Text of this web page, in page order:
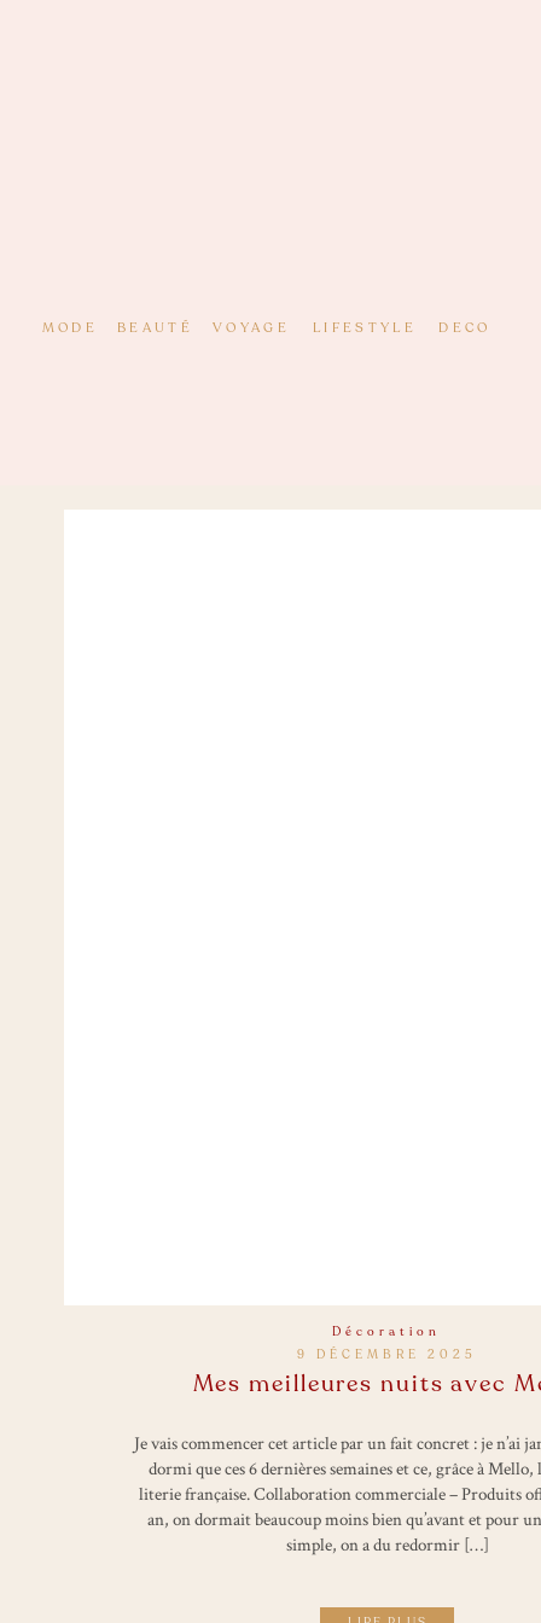
DECO
LIFESTYLE
VOYAGE
BEAUTÉ
MODE
Je vais commencer cet article par un fait concret : je n’ai
dormi que ces 6 dernières semaines et ce, grâce à Mello,
literie française. Collaboration commerciale – Produits
an, on dormait beaucoup moins bien qu’avant et pour
simple, on a du redormir […]
9 DÉCEMBRE 2025
Mes meilleures nuits avec
Décoration